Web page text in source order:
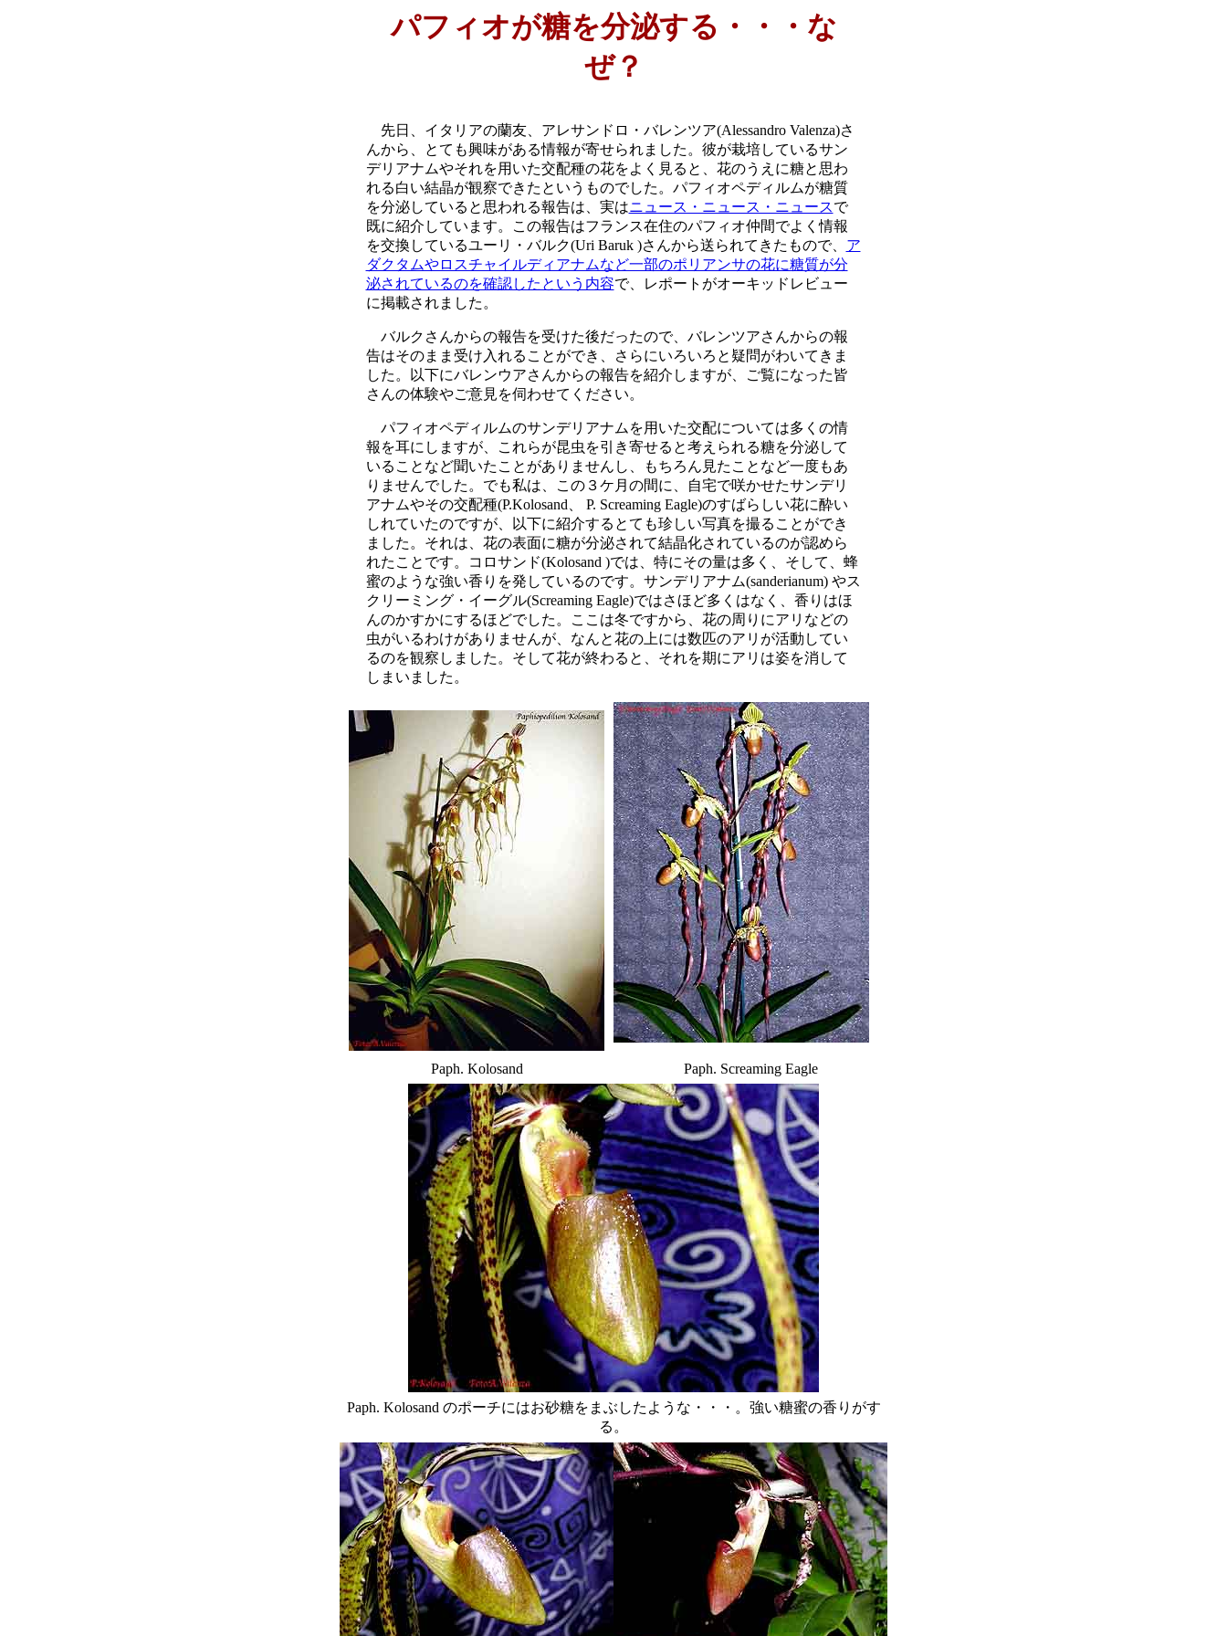
パフィオが糖を分泌する・・・な
ぜ？
先日、イタリアの蘭友、アレサンドロ・バレンツア(Alessandro Valenza)さ
んから、とても興味がある情報が寄せられました。彼が栽培しているサン
デリアナムやそれを用いた交配種の花をよく見ると、花のうえに糖と思わ
れる白い結晶が観察できたというものでした。パフィオペディルムが糖質
を分泌していると思われる報告は、実はニュース・ニュース・ニュースで
既に紹介しています。この報告はフランス在住のパフィオ仲間でよく情報
を交換しているユーリ・バルク(Uri Baruk )さんから送られてきたもので、 ア
ダクタムやロスチャイルディアナムなど一部のポリアンサの花に糖質が分
泌されているのを確認したという内容で、レポートがオーキッドレビュー
に掲載されました。
バルクさんからの報告を受けた後だったので、バレンツアさんからの報
告はそのまま受け入れることができ、さらにいろいろと疑問がわいてきま
した。以下にバレンウアさんからの報告を紹介しますが、ご覧になった皆
さんの体験やご意見を伺わせてください。
パフィオペディルムのサンデリアナムを用いた交配については多くの情
報を耳にしますが、これらが昆虫を引き寄せると考えられる糖を分泌して
いることなど聞いたことがありませんし、もちろん見たことなど一度もあ
りませんでした。でも私は、この３ケ月の間に、自宅で咲かせたサンデリ
アナムやその交配種(P.Kolosand、 P. Screaming Eagle)のすばらしい花に酔い
しれていたのですが、以下に紹介するとても珍しい写真を撮ることができ
ました。それは、花の表面に糖が分泌されて結晶化されているのが認めら
れたことです。コロサンド(Kolosand )では、特にその量は多く、そして、蜂
蜜のような強い香りを発しているのです。サンデリアナム(sanderianum) やス
クリーミング・イーグル(Screaming Eagle)ではさほど多くはなく、香りはほ
んのかすかにするほどでした。ここは冬ですから、花の周りにアリなどの
虫がいるわけがありませんが、なんと花の上には数匹のアリが活動してい
るのを観察しました。そして花が終わると、それを期にアリは姿を消して
しまいました。
Paph. Kolosand Paph. Screaming Eagle
Paph. Kolosand のポーチにはお砂糖をまぶしたような・・・。強い糖蜜の香りがす
る。